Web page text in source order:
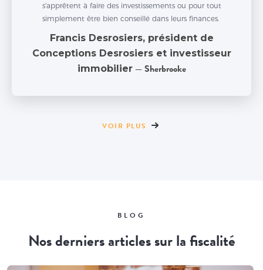
s'apprêtent à faire des investissements ou pour tout
simplement être bien conseillé dans leurs finances.
Francis Desrosiers, président de
Conceptions Desrosiers et investisseur
immobilier— Sherbrooke
VOIR PLUS
BLOG
Nos derniers articles sur la fiscalité